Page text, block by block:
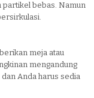
partikel bebas. Namun
meja atau
mengandung
dan Anda harus sedia